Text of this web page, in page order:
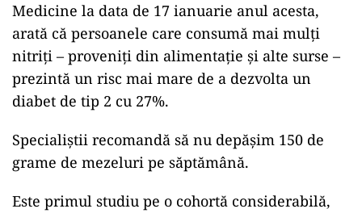
Medicine la data de 17 ianuarie anul acesta,
arată că persoanele care consumă mai mulți
nitriți – proveniți din alimentație și alte surse –
prezintă un risc mai mare de a dezvolta un
diabet de tip 2 cu 27%.
Specialiștii recomandă să nu depășim 150 de
grame de mezeluri pe săptămână.
Este primul studiu pe o cohortă considerabilă,